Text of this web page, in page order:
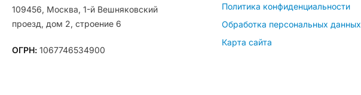
109456, Москва, 1-й Вешняковский
проезд, дом 2, строение 6
ОГРН: 1067746534900
Политика конфиденциальности
Обработка персональных данных
Карта сайта